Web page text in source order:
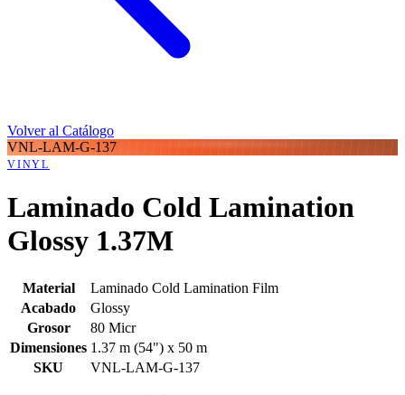
Volver al Catálogo
VNL-LAM-G-137
VINYL
Laminado Cold Lamination
Glossy 1.37M
Material
Laminado Cold Lamination Film
Acabado
Glossy
Grosor
80 Micr
Dimensiones 1.37 m (54") x 50 m
SKU
VNL-LAM-G-137